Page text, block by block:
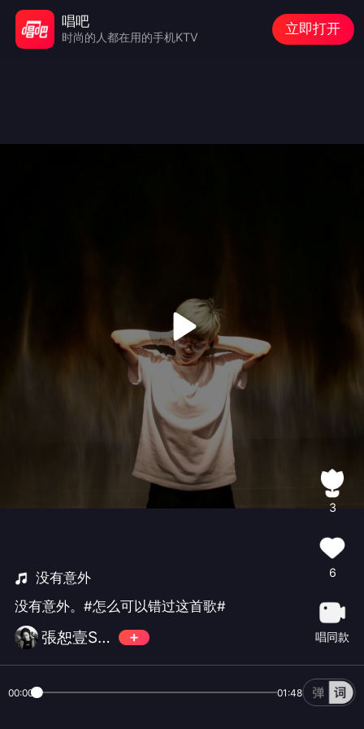
没有意外
没有意外。#怎么可以错过这首歌#
張恕壹Swee
3
6
唱同款
00:00 01:48
唱吧
时尚的人都在用的手机KTV
立即打开